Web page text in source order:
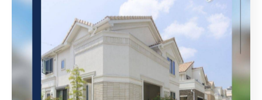
吹田市の外壁塗装
Recent
Posts